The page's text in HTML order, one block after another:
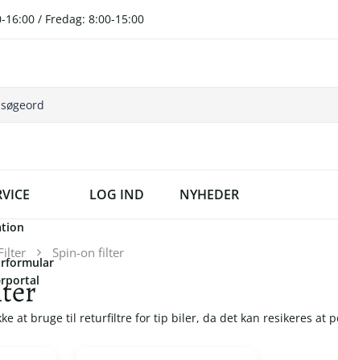
16:00 / Fredag: 8:00-15:00
LOG IND NYHEDER
Spin-on filter
at bruge til returfiltre for tip biler, da det kan resikeres at